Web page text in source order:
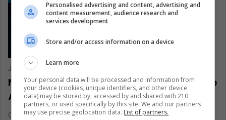
Jorge Francisco Vuelvas Lomeli
México: ¿se puede revocar al presidente
AMLO?
Cuando se cumplan tres años y tres meses en el poder de
Personalised advertising and content, advertising and
content measurement, audience research and
services development
Store and/or access information on a device
Learn more
Your personal data will be processed and information from
your device (cookies, unique identifiers, and other device
data) may be stored by, accessed by and shared with 210
partners, or used specifically by this site. We and our partners
may use precise geolocation data. List of partners.